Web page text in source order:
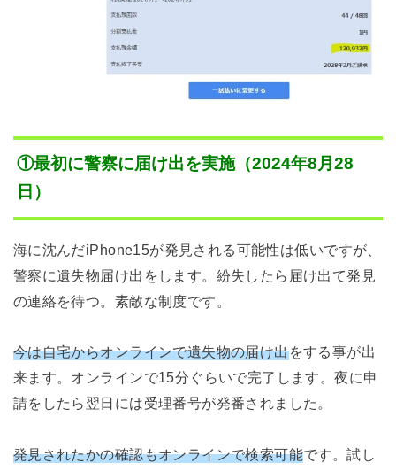
①最初に警察に届け出を実施（2024年8月28
日）
海に沈んだiPhone15が発見される可能性は低いですが、
警察に遺失物届け出をします。紛失したら届け出て発見
の連絡を待つ。素敵な制度です。
今は自宅からオンラインで遺失物の届け出をする事が出
来ます。オンラインで15分ぐらいで完了します。夜に申
請をしたら翌日には受理番号が発番されました。
発見されたかの確認もオンラインで検索可能です。試し